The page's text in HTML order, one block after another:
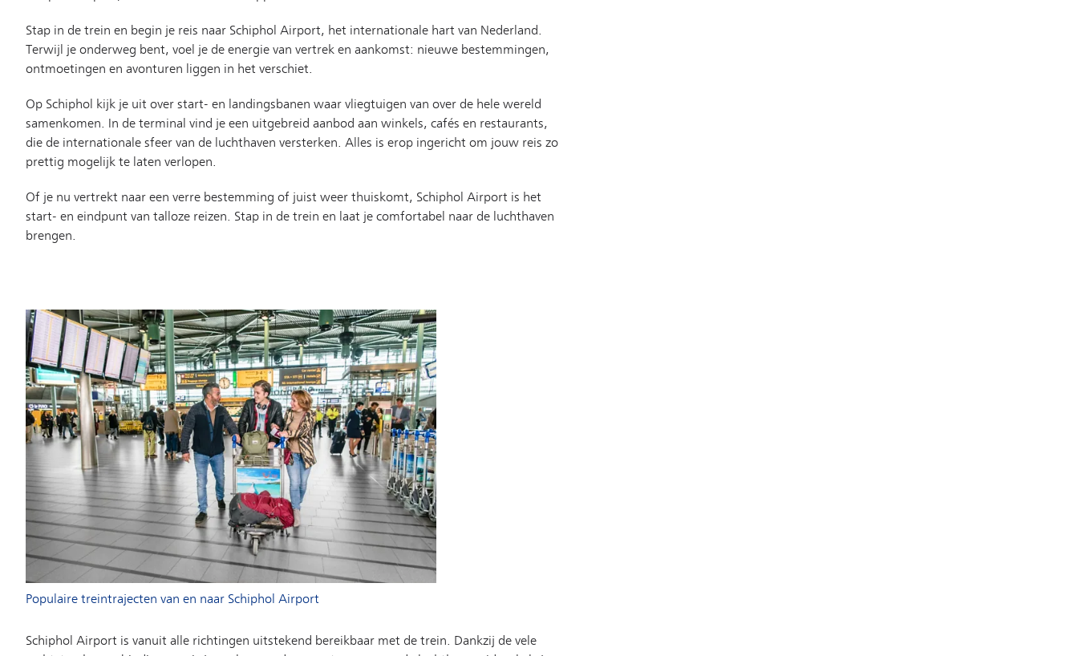
Populaire treintrajecten van en naar Schiphol Airport